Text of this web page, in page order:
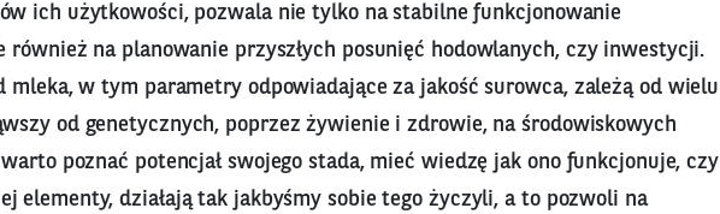
ich użytkowości, pozwala nie tylko na stabilne funkcjonowanie
również na planowanie przyszłych posunięć hodowlanych, czy inwestycji.
mleka, w tym parametry odpowiadające za jakość surowca, zależą od wielu
od genetycznych, poprzez żywienie i zdrowie, na środowiskowych
warto poznać potencjał swojego stada, mieć wiedzę jak ono funkcjonuje, czy
elementy, działają tak jakbyśmy sobie tego życzyli, a to pozwoli na